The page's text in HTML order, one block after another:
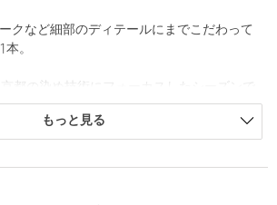
クなど細部のディテールにまでこだわって
。
いう伝統的な絞り染めの柄を現代の解釈で
もっと見る